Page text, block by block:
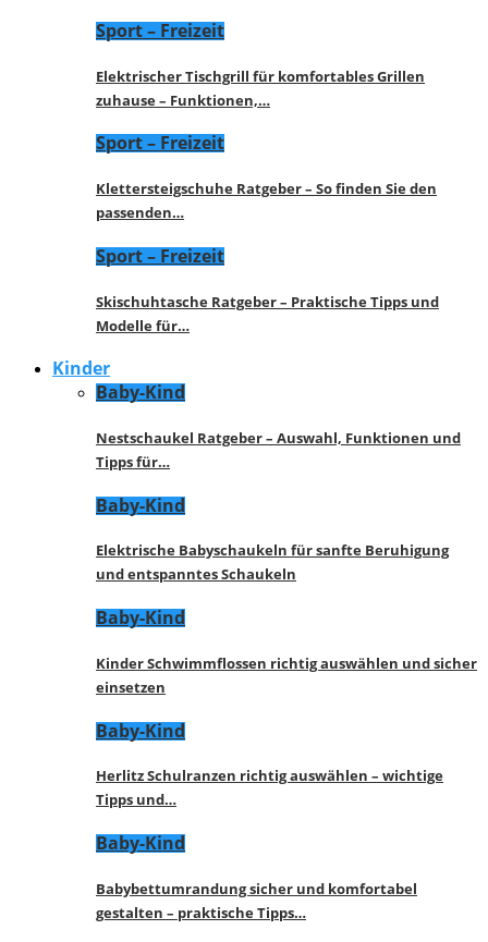
Sport – Freizeit
Elektrischer Tischgrill für komfortables Grillen
zuhause – Funktionen,…
Sport – Freizeit
Klettersteigschuhe Ratgeber – So finden Sie den
passenden…
Sport – Freizeit
Skischuhtasche Ratgeber – Praktische Tipps und
Modelle für…
Kinder
Baby-Kind
Nestschaukel Ratgeber – Auswahl, Funktionen und
Tipps für…
Baby-Kind
Elektrische Babyschaukeln für sanfte Beruhigung
und entspanntes Schaukeln
Baby-Kind
Kinder Schwimmflossen richtig auswählen und sicher
einsetzen
Baby-Kind
Herlitz Schulranzen richtig auswählen – wichtige
Tipps und…
Baby-Kind
Babybettumrandung sicher und komfortabel
gestalten – praktische Tipps…